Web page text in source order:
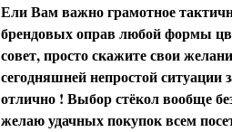
Ели Вам важно грамотное
брендовых оправ любой формы
совет, просто скажите свои
сегодняшней непростой
отлично ! Выбор стёкол вообще
желаю удачных покупок всем